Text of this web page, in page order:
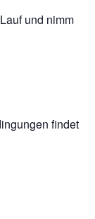
und nimm
findet